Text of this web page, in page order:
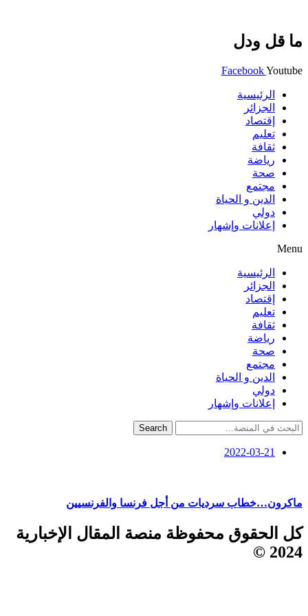
ما قل ودل
FacebookYoutube
الرئيسية
الجزائر
إقتصاد
تعليم
ثقافة
رياضة
صحة
مجتمع
الدين و الحياة
دولي
إعلانات وإشهار
Menu
الرئيسية
الجزائر
إقتصاد
تعليم
ثقافة
رياضة
صحة
مجتمع
الدين و الحياة
دولي
إعلانات وإشهار
Search
2022-03-21
ماكرون…خطاب سرديات من أجل فرنسا والفرنسيين
كل الحقوق محفوظة منصة المقال الإخبارية
2024 ©